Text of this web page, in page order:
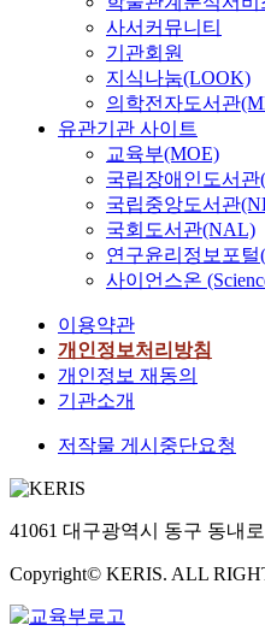
사서커뮤니티
기관회원
지식나눔(LOOK)
의학전자도서관
유관기관 사이트
교육부(MOE)
국립장애인도서
국립중앙도서관
국회도서관(NAL)
연구윤리정보포털
사이언스온
이용약관
개인정보처리방침
개인정보 재동의
기관소개
저작물 게시중단요청
41061 대구광역시 동구 동내
Copyright© KERIS. ALL